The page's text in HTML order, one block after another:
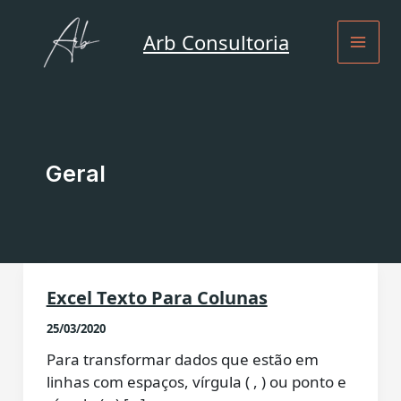
Arb Consultoria
Geral
Excel Texto Para Colunas
25/03/2020
Para transformar dados que estão em
linhas com espaços, vírgula ( , ) ou ponto e